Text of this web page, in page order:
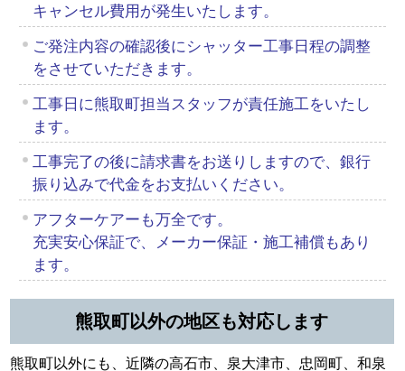
キャンセル費用が発生いたします。
ご発注内容の確認後にシャッター工事日程の調整
をさせていただきます。
工事日に熊取町担当スタッフが責任施工をいたし
ます。
工事完了の後に請求書をお送りしますので、銀行
振り込みで代金をお支払いください。
アフターケアーも万全です。
充実安心保証で、メーカー保証・施工補償もあり
ます。
熊取町以外の地区も対応します
熊取町以外にも、近隣の高石市、泉大津市、忠岡町、和泉